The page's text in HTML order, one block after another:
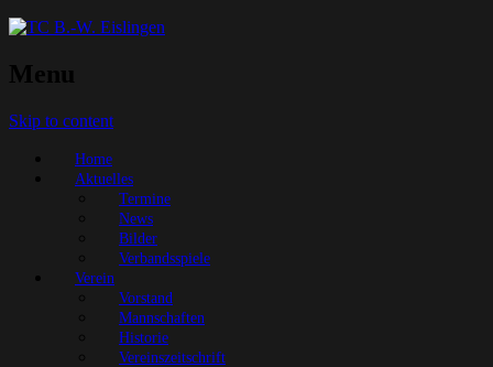
Menu
Skip to content
Home
Aktuelles
Termine
News
Bilder
Verbandsspiele
Verein
Vorstand
Mannschaften
Historie
Vereinszeitschrift